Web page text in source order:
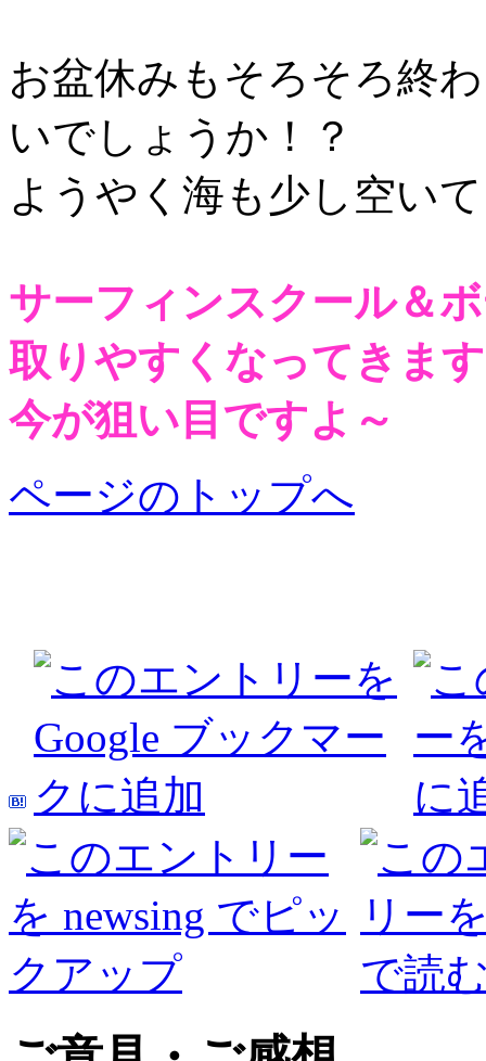
お盆休みもそろそろ終
いでしょうか！？
ようやく海も少し空い
サーフィンスクール＆
取りやすくなってきま
今が狙い目ですよ～
ページのトップへ